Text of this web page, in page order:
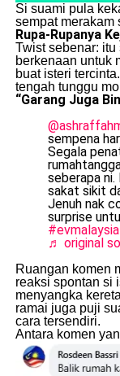
Si suami pula
sempat merakam
Rupa-Rupanya
Twist sebenar:
berkenaan untuk
buat isteri
tengah tunggu
“Garang Juga
sempena
Segala
seberapa ni.
sakat sikit
Jenuh nak
surprise
#evmalaysia
Ruangan komen
reaksi spontan si
menyangka
ramai juga puji
cara tersendiri.
Antara komen